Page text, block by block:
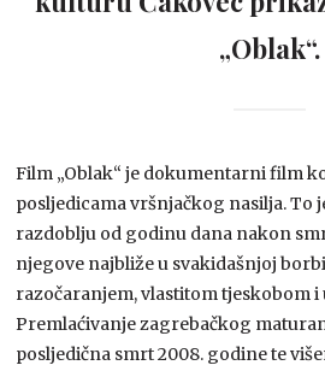
„Oblak“.
Film „Oblak“ je dokumentarni film
posljedicama vršnjačkog nasilja. To
razdoblju od godinu dana nakon
njegove najbliže u svakidašnjoj
razočaranjem, vlastitom tjeskobom i
Premlaćivanje zagrebačkog
posljedična smrt 2008. godine te